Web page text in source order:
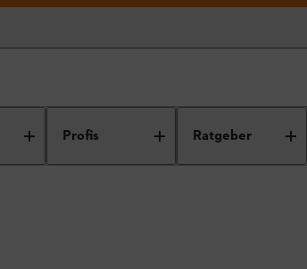
Profis Ratgeber